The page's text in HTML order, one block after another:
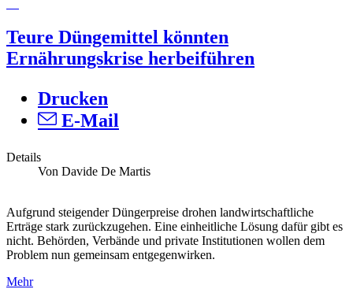
Teure Düngemittel könnten
Ernährungskrise herbeiführen
Drucken
E-Mail
Details
Von Davide De Martis
Aufgrund steigender Düngerpreise drohen landwirtschaftliche
Erträge stark zurückzugehen. Eine einheitliche Lösung dafür gibt es
nicht. Behörden, Verbände und private Institutionen wollen dem
Problem nun gemeinsam entgegenwirken.
Mehr